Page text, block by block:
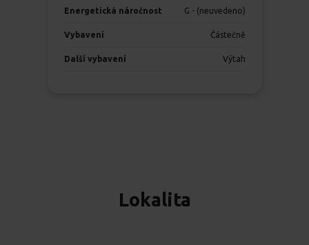
Energetická náročnost G - (neuvedeno)
Vybavení Částečně
Další vybavení Výtah
Lokalita